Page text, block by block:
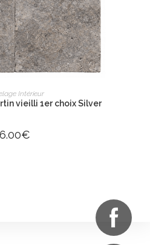
AU PANIER
Intérieur
vieilli 1er choix Silver
6.00€